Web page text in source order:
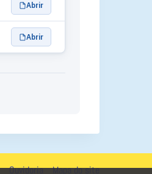
Abrir
Abrir
Ouvidoria Mapa do site